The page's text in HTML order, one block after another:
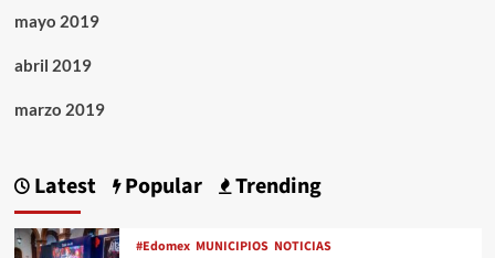
mayo 2019
abril 2019
marzo 2019
Latest Popular Trending
#Edomex MUNICIPIOS NOTICIAS